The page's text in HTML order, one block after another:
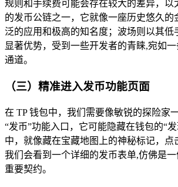
规则和手续费可能会存在较大的差异，以
的发币公链之一，它就像一座历史悠久的
泛的应用和极高的知名度；波场则以其低
显著优势，受到一些开发者的青睐,宛如
通道。
（三）精准进入发币功能页面
在 TP 钱包中，我们需要像敏锐的探险家
“发币”功能入口，它可能隐藏在钱包的“
中，就像藏在宝藏地图上的神秘标记，点
我们会看到一个详细的发币表单,仿佛是
重要契约。